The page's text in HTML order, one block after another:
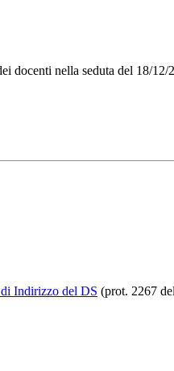
nella seduta del 18/12/
Indirizzo del DS (prot. 2267